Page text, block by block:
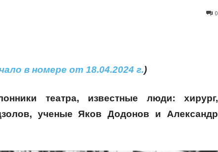
0
в номере от 18.04.2024 г.)
театра, известные люди: хирург,
ученые Яков Додонов и Александр